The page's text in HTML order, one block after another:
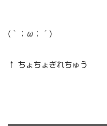
(｀；ω；´)
↑ ちょちょぎれちゅう